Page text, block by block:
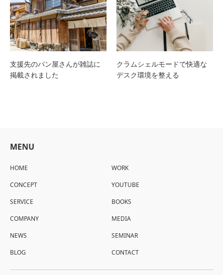
支援先のパン屋さんが雑誌に
掲載されました
クラムシェルモードで快適な
デスク環境を整える
MENU
HOME
CONCEPT
SERVICE
COMPANY
NEWS
BLOG
WORK
YOUTUBE
BOOKS
MEDIA
SEMINAR
CONTACT